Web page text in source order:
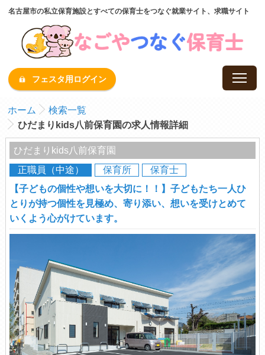
名古屋市の私立保育施設とすべての保育士をつなぐ就業サイト、求職サイト
フェスタ用ログイン
ホーム
検索一覧
ひだまりkids八前保育園の求人情報詳細
ひだまりkids八前保育園
正職員（中途）
保育所
保育士
【子どもの個性や想いを大切に！！】子どもたち一人ひ
とりが持つ個性を見極め、寄り添い、想いを受けとめて
いくよう心がけています。